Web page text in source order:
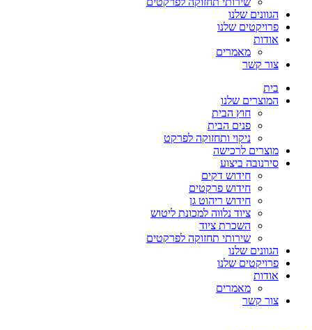
הגוונים שלנו
פרויקטים שלנו
אודות
מאמרים
צור קשר
בית
המוצרים שלנו
חוץ הבית
פנים הבית
ניקוי ותחזוקה לפרקט
מוצרים לרכישה
סירנובה ביצוע
חידוש דקים
חידוש פרקטים
חידוש ריהוט גן
ציוד נלווה למכונת ליטוש
השכרת ציוד
שירותי תחזוקה לפרקטים
הגוונים שלנו
פרויקטים שלנו
אודות
מאמרים
צור קשר